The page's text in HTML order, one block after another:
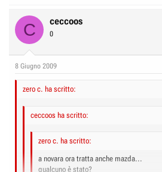
C ceccoos
0
8 Giugno 2009
zero c. ha scritto:
ceccoos ha scritto:
zero c. ha scritto:
a novara ora tratta anche mazda...
qualcuno è stato?